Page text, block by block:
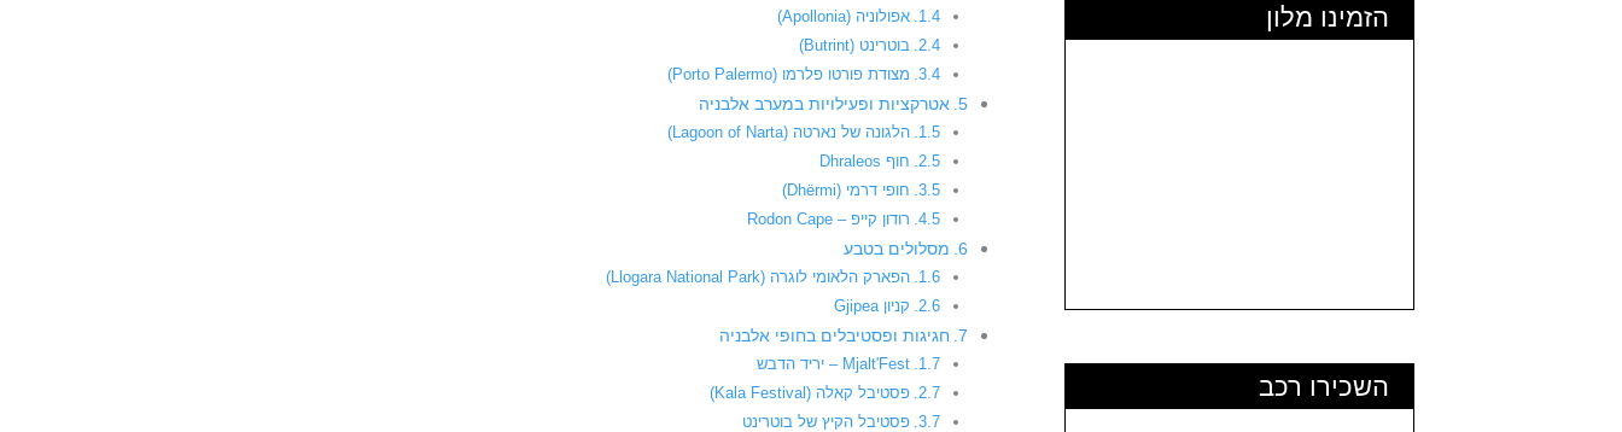
הזמינו מלון
השכירו רכב
אפולוניה (Apollonia)
בוטרינט (Butrint)
מצודת פורטו פלרמו (Porto Palermo)
אטרקציות ופעילויות במערב אלבניה
הלגונה של נארטה (Lagoon of Narta)
חוף Dhraleos
חופי דרמי (Dhërmi)
רודון קייפ – Rodon Cape
מסלולים בטבע
הפארק הלאומי לוגרה (Llogara National Park)
קניון Gjipea
חגיגות ופסטיבלים בחופי אלבניה
Mjalt'Fest – יריד הדבש
פסטיבל קאלה (Kala Festival)
פסטיבל הקיץ של בוטרינט